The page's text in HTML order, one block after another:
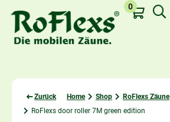
0
Zurück Home Shop RoFlexs Zäune
RoFlexs door roller 7M green edition